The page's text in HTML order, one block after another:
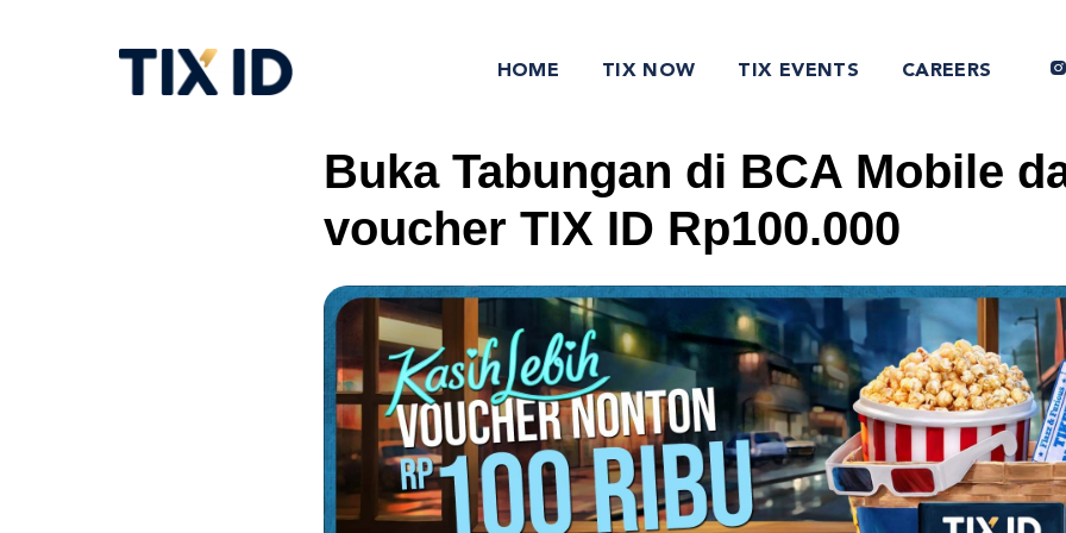
HOME TIX NOW TIX EVENTS CAREERS
Buka Tabungan di BCA Mobile
voucher TIX ID Rp100.000